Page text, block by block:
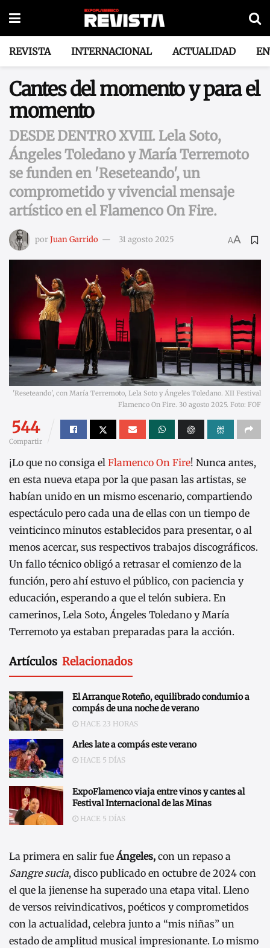
REVISTA INTERNACIONAL ACTUALIDAD
Cantes del momento y para el
momento
DESDE DENTRO XVIII. Lela Soto,
Ángeles Toledano y María Terremoto
se funden en 'Reseteando', un
comprometido y vivencial mensaje
artístico en el Flamenco On Fire.
porJuan Garrido 31 agosto 2025 AA
'Reseteando', con María Terremoto, Lela Soto y Ángeles Toledano. XII Festival
Flamenco On Fire. 30 agosto 2025. Foto: FOF
544
Compartir
¡Lo que no consiga el Flamenco On Fire! Nunca antes,
en esta nueva etapa por la que pasan las artistas, se
habían unido en un mismo escenario, compartiendo
espectáculo pero cada una de ellas con un tiempo de
veinticinco minutos establecidos para presentar, o al
menos acercar, sus respectivos trabajos discográficos.
Un fallo técnico obligó a retrasar el comienzo de la
función, pero ahí estuvo el público, con paciencia y
educación, esperando a que el telón subiera. En
camerinos, Lela Soto, Ángeles Toledano y María
Terremoto ya estaban preparadas para la acción.
Artículos Relacionados
El Arranque Roteño, equilibrado condumio a
compás de una noche de verano
HACE 23 HORAS
Arles late a compás este verano
HACE 5 DÍAS
ExpoFlamenco viaja entre vinos y cantes al
Festival Internacional de las Minas
HACE 5 DÍAS
La primera en salir fueÁngeles, con un repaso a
Sangre sucia, disco publicado en octubre de 2024 con
el que la jienense ha superado una etapa vital. Lleno
de versos reivindicativos, poéticos y comprometidos
con la actualidad, celebra junto a “mis niñas” un
estado de amplitud musical impresionante. Lo mismo